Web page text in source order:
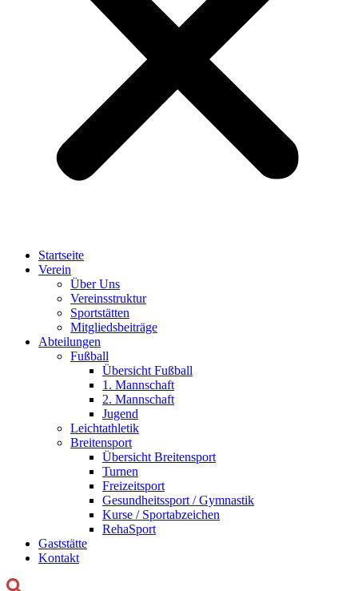
Startseite
Verein
Über Uns
Vereinsstruktur
Sportstätten
Mitgliedsbeiträge
Abteilungen
Fußball
Übersicht Fußball
1. Mannschaft
2. Mannschaft
Jugend
Leichtathletik
Breitensport
Übersicht Breitensport
Turnen
Freizeitsport
Gesundheitssport / Gymnastik
Kurse / Sportabzeichen
RehaSport
Gaststätte
Kontakt